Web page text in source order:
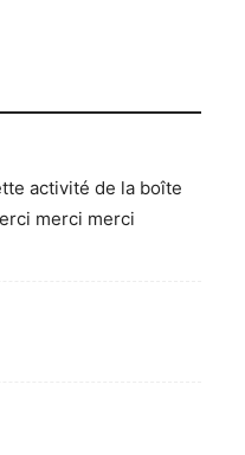
activité de la boîte
merci merci